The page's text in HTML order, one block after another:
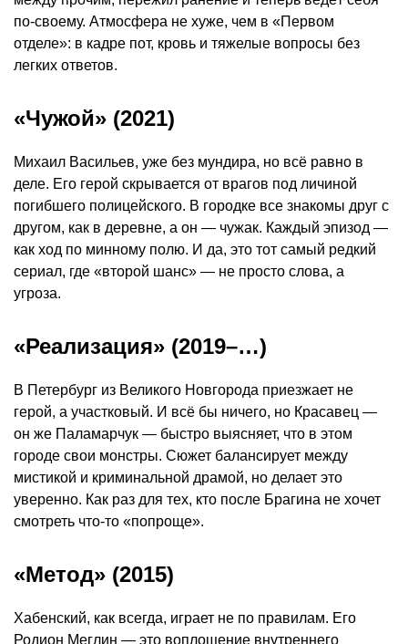
по-своему. Атмосфера не хуже, чем в «Первом
отделе»: в кадре пот, кровь и тяжелые вопросы без
легких ответов.
«Чужой» (2021)
Михаил Васильев, уже без мундира, но всё равно в
деле. Его герой скрывается от врагов под личиной
погибшего полицейского. В городке все знакомы друг с
другом, как в деревне, а он — чужак. Каждый эпизод —
как ход по минному полю. И да, это тот самый редкий
сериал, где «второй шанс» — не просто слова, а
угроза.
«Реализация» (2019–…)
В Петербург из Великого Новгорода приезжает не
герой, а участковый. И всё бы ничего, но Красавец —
он же Паламарчук — быстро выясняет, что в этом
городе свои монстры. Сюжет балансирует между
мистикой и криминальной драмой, но делает это
уверенно. Как раз для тех, кто после Брагина не хочет
смотреть что-то «попроще».
«Метод» (2015)
Хабенский, как всегда, играет не по правилам. Его
Родион Меглин — это воплощение внутреннего